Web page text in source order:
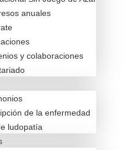
anuales
y colaboraciones
de la enfermedad
ludopatía